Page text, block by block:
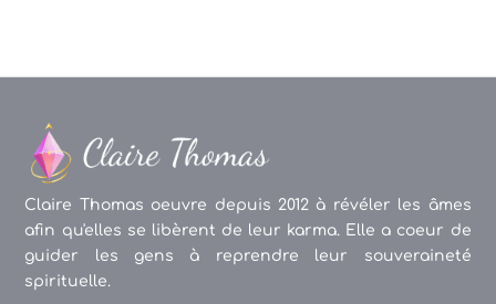
Claire Thomas oeuvre depuis 2012 à révéler les âmes
afin qu'elles se libèrent de leur karma. Elle a coeur de
guider les gens à reprendre leur souveraineté
spirituelle.